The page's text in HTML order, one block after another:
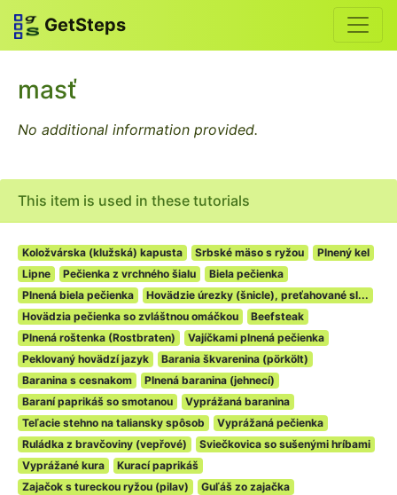
GetSteps
masť
No additional information provided.
This item is used in these tutorials
Koložvárska (klužská) kapusta Srbské mäso s ryžou
Plnený kel
Lipne
Pečienka z vrchného šialu
Biela pečienka
Plnená biela pečienka
Hovädzie úrezky (šnicle), preťahované sl...
Hovädzia pečienka so zvláštnou omáčkou
Beefsteak
Plnená roštenka (Rostbraten)
Vajíčkami plnená pečienka
Peklovaný hovädzí jazyk
Barania škvarenina (pörkölt)
Baranina s cesnakom
Plnená baranina (jehnecí)
Baraní paprikáš so smotanou
Vyprážaná baranina
Teľacie stehno na taliansky spôsob
Vyprážaná pečienka
Ruládka z bravčoviny (vepřové)
Sviečkovica so sušenými hríbami
Vyprážané kura
Kurací paprikáš
Zajačok s tureckou ryžou (pilav)
Guľáš zo zajačka